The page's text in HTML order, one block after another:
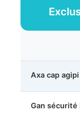
Axa cap agipi
Gan sécurité